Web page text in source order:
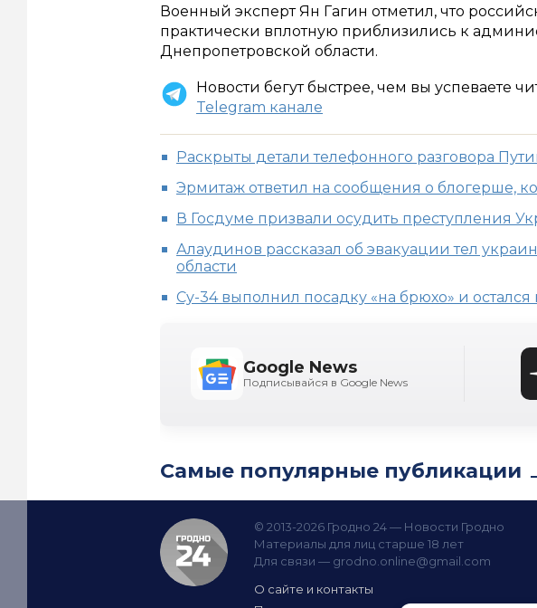
Военный эксперт Ян Гагин отметил, что
практически вплотную приблизились к
Днепропетровской области.
Новости бегут быстрее, чем вы успеваете
Telegram канале
Раскрыты детали телефонного разговора
Эрмитаж ответил на сообщения о блогерше,
В Госдуме призвали осудить преступления
Алаудинов рассказал об эвакуации тел
области
Су-34 выполнил посадку «на брюхо» и
Google News
Подписывайся в Google News
Самые популярные публикации
© 2013-2026 Гродно 24 — Новости Гродно
Материалы для лиц старше 18 лет
Для связи — grodno.online@gmail.com
О сайте и контакты